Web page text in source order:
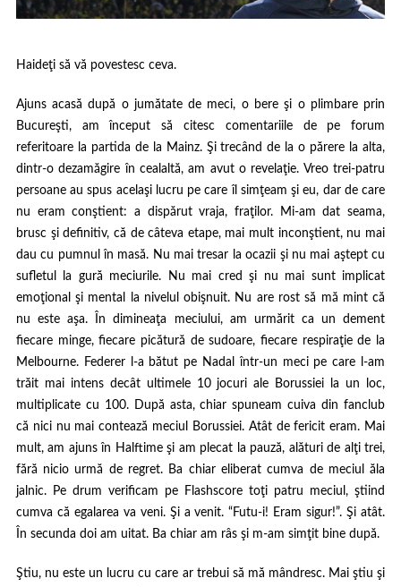
Haideţi să vă povestesc ceva.
Ajuns acasă după o jumătate de meci, o bere şi o plimbare prin
Bucureşti, am început să citesc comentariile de pe forum
referitoare la partida de la Mainz. Şi trecând de la o părere la alta,
dintr-o dezamăgire în cealaltă, am avut o revelaţie. Vreo trei-patru
persoane au spus acelaşi lucru pe care îl simţeam şi eu, dar de care
nu eram conştient: a dispărut vraja, fraţilor. Mi-am dat seama,
brusc şi definitiv, că de câteva etape, mai mult inconştient, nu mai
dau cu pumnul în masă. Nu mai tresar la ocazii şi nu mai aştept cu
sufletul la gură meciurile. Nu mai cred şi nu mai sunt implicat
emoţional şi mental la nivelul obişnuit. Nu are rost să mă mint că
nu este aşa. În dimineaţa meciului, am urmărit ca un dement
fiecare minge, fiecare picătură de sudoare, fiecare respiraţie de la
Melbourne. Federer l-a bătut pe Nadal într-un meci pe care l-am
trăit mai intens decât ultimele 10 jocuri ale Borussiei la un loc,
multiplicate cu 100. După asta, chiar spuneam cuiva din fanclub
că nici nu mai contează meciul Borussiei. Atât de fericit eram. Mai
mult, am ajuns în Halftime şi am plecat la pauză, alături de alţi trei,
fără nicio urmă de regret. Ba chiar eliberat cumva de meciul ăla
jalnic. Pe drum verificam pe Flashscore toţi patru meciul, ştiind
cumva că egalarea va veni. Şi a venit.“Futu-i! Eram sigur!”. Şi atât.
În secunda doi am uitat. Ba chiar am râs şi m-am simţit bine după.
Ştiu, nu este un lucru cu care ar trebui să mă mândresc. Mai ştiu şi